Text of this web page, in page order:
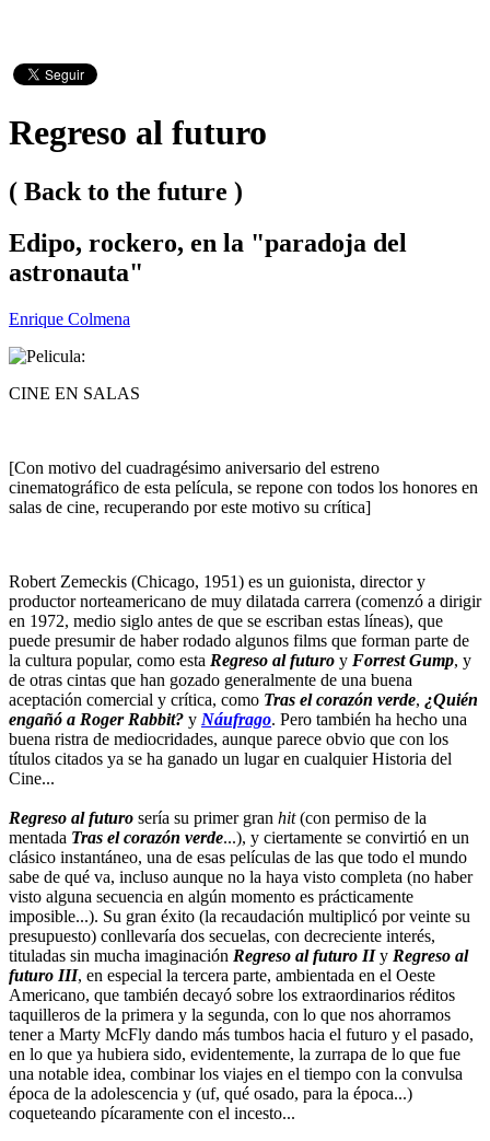
Regreso al futuro
( Back to the future )
Edipo, rockero, en la "paradoja del
astronauta"
Enrique Colmena
CINE EN SALAS
[Con motivo del cuadragésimo aniversario del estreno
cinematográfico de esta película, se repone con todos los honores en
salas de cine, recuperando por este motivo su crítica]
Robert Zemeckis (Chicago, 1951) es un guionista, director y
productor norteamericano de muy dilatada carrera (comenzó a dirigir
en 1972, medio siglo antes de que se escriban estas líneas), que
puede presumir de haber rodado algunos films que forman parte de
la cultura popular, como esta Regreso al futuro y Forrest Gump, y
de otras cintas que han gozado generalmente de una buena
aceptación comercial y crítica, como Tras el corazón verde, ¿Quién
engañó a Roger Rabbit? y Náufrago. Pero también ha hecho una
buena ristra de mediocridades, aunque parece obvio que con los
títulos citados ya se ha ganado un lugar en cualquier Historia del
Cine...
Regreso al futuro sería su primer gran hit(con permiso de la
mentada Tras el corazón verde...), y ciertamente se convirtió en un
clásico instantáneo, una de esas películas de las que todo el mundo
sabe de qué va, incluso aunque no la haya visto completa (no haber
visto alguna secuencia en algún momento es prácticamente
imposible...). Su gran éxito (la recaudación multiplicó por veinte su
presupuesto) conllevaría dos secuelas, con decreciente interés,
tituladas sin mucha imaginación Regreso al futuro IIy Regreso al
futuro III, en especial la tercera parte, ambientada en el Oeste
Americano, que también decayó sobre los extraordinarios réditos
taquilleros de la primera y la segunda, con lo que nos ahorramos
tener a Marty McFly dando más tumbos hacia el futuro y el pasado,
en lo que ya hubiera sido, evidentemente, la zurrapa de lo que fue
una notable idea, combinar los viajes en el tiempo con la convulsa
época de la adolescencia y (uf, qué osado, para la época...)
coqueteando pícaramente con el incesto...